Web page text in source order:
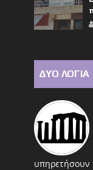
ΔΥΟ ΛΟΓΙΑ
υπηρετήσουν